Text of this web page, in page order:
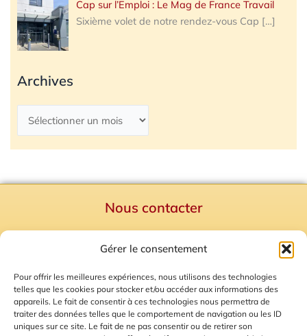
Gérer le consentement
Pour offrir les meilleures expériences, nous utilisons des technologies
telles que les cookies pour stocker et/ou accéder aux informations des
appareils. Le fait de consentir à ces technologies nous permettra de
traiter des données telles que le comportement de navigation ou les ID
uniques sur ce site. Le fait de ne pas consentir ou de retirer son
Cap sur l’Emploi : Le Mag de France Travail
Sixième volet de notre rendez-vous Cap […]
Archives
Nous contacter
Mentions Légales
Plan du site
Gestion des Cookies